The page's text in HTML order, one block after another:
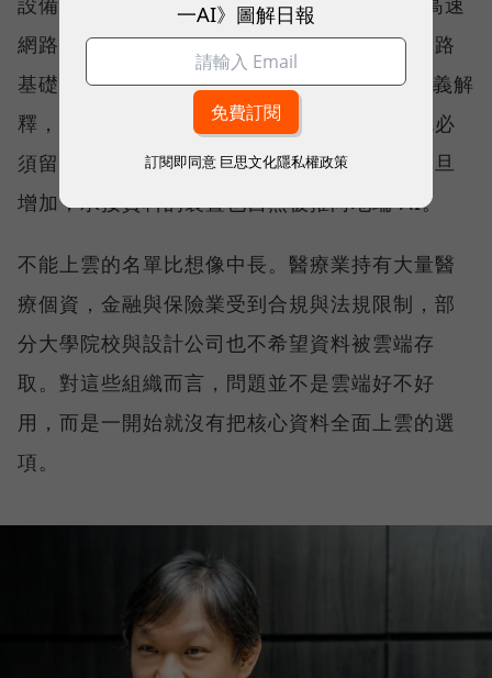
網路交換器產品線，提供完整的儲存與高速網路
基礎架構。威聯通科技（QNAP）總經理劉文義解
釋，當資料因合規要求或敏感度不能上雲，就必
須留在靠近使用者與應用的地方；運算需求一旦
增加，承接資料的裝置也自然被推向地端 AI。
不能上雲的名單比想像中長。醫療業持有大量醫
療個資，金融與保險業受到合規與法規限制，部
分大學院校與設計公司也不希望資料被雲端存
取。對這些組織而言，問題並不是雲端好不好
用，而是一開始就沒有把核心資料全面上雲的選
項。
一AI》圖解日報
訂閱即同意 巨思文化隱私權政策